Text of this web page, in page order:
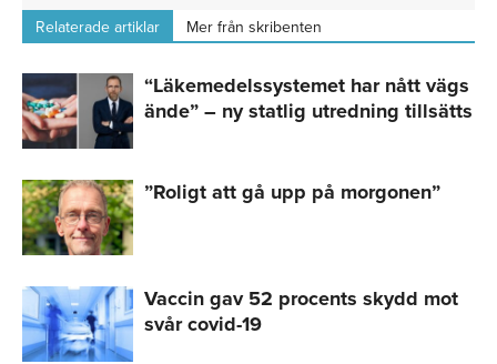
Relaterade artiklar Mer från skribenten
“Läkemedelssystemet har nått vägs
ände” – ny statlig utredning tillsätts
”Roligt att gå upp på morgonen”
Vaccin gav 52 procents skydd mot
svår covid-19